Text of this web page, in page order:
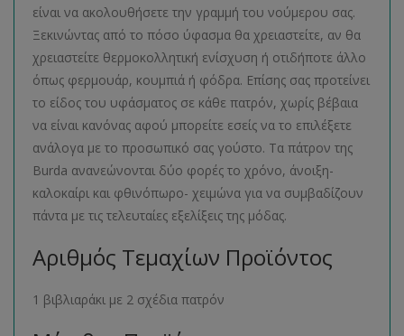
είναι να ακολουθήσετε την γραμμή του νούμερου σας.
Ξεκινώντας από το πόσο ύφασμα θα χρειαστείτε, αν θα
χρειαστείτε θερμοκολλητική ενίσχυση ή οτιδήποτε άλλο
όπως φερμουάρ, κουμπιά ή φόδρα. Επίσης σας προτείνει
το είδος του υφάσματος σε κάθε πατρόν, χωρίς βέβαια
να είναι κανόνας αφού μπορείτε εσείς να το επιλέξετε
ανάλογα με το προσωπικό σας γούστο. Τα πάτρον της
Burda ανανεώνονται δύο φορές το χρόνο, άνοιξη-
καλοκαίρι και φθινόπωρο- χειμώνα για να συμβαδίζουν
πάντα με τις τελευταίες εξελίξεις της μόδας.
Αριθμός Τεμαχίων Προϊόντος
1 βιβλιαράκι με 2 σχέδια πατρόν